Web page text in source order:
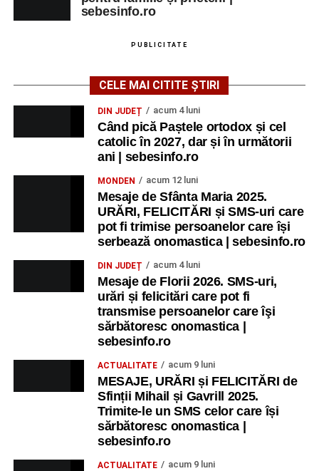
sebesinfo.ro
PUBLICITATE
CELE MAI CITITE ȘTIRI
DIN JUDEȚ acum 4 luni
Când pică Paștele ortodox și cel
catolic în 2027, dar și în următorii
ani | sebesinfo.ro
MONDEN acum 12 luni
Mesaje de Sfânta Maria 2025.
URĂRI, FELICITĂRI și SMS-uri care
pot fi trimise persoanelor care își
serbează onomastica | sebesinfo.ro
DIN JUDEȚ acum 4 luni
Mesaje de Florii 2026. SMS-uri,
urări și felicitări care pot fi
transmise persoanelor care îşi
sărbătoresc onomastica |
sebesinfo.ro
ACTUALITATE acum 9 luni
MESAJE, URĂRI și FELICITĂRI de
Sfinții Mihail și Gavrill 2025.
Trimite-le un SMS celor care își
sărbătoresc onomastica |
sebesinfo.ro
ACTUALITATE acum 9 luni